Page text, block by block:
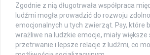
Zgodnie z nią długotrwała współpraca
ludźmi mogła prowadzić do rozwoju
emocjonalnych u tych zwierząt. Psy, które
wrażliwe na ludzkie emocje, miały większe
przetrwanie i lepsze relacje z ludźmi, co